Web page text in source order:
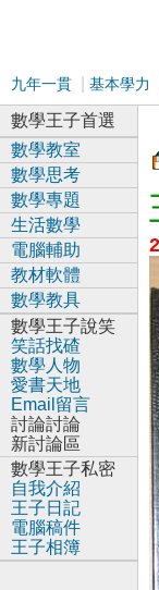
九年一貫 基本學力
數學王子首選
數學教室
數學思考
數學專題
生活數學
電腦輔助
教材軟體
數學教具
數學王子說笑
笑話找碴
數學人物
愛書天地
Email留言
討論討論
新討論區
數學王子私密
自我介紹
王子日記
電腦稿件
王子相簿